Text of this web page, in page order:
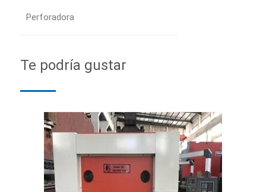
Perforadora
Te podría gustar